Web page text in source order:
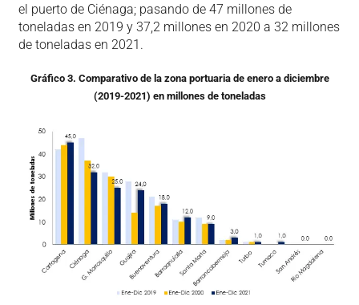
el puerto de Ciénaga; pasando de 47 millones de
toneladas en 2019 y 37,2 millones en 2020 a 32 millones
de toneladas en 2021.
Gráfico 3. Comparativo de la zona portuaria de enero a diciembre
(2019-2021) en millones de toneladas